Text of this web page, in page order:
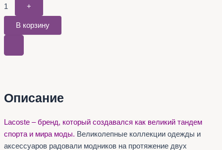
1 +
В корзину
Описание
Lacoste – бренд, который создавался как великий тандем
спорта и мира моды. Великолепные коллекции одежды и
аксессуаров радовали модников на протяжение двух